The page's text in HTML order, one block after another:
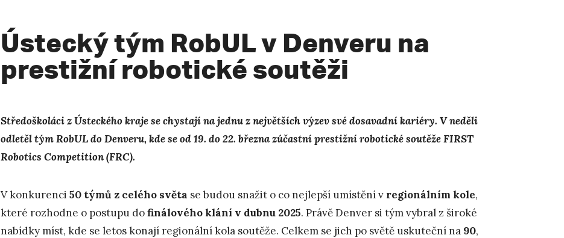
Ústecký tým RobUL v Denveru na
prestižní robotické soutěži
Středoškoláci z Ústeckého kraje se chystají na jednu z největších výzev své dosavadní kariéry. V neděli
odletěl tým RobUL do Denveru, kde se od 19. do 22. března zúčastní prestižní robotické soutěže FIRST
Robotics Competition (FRC).
V konkurenci 50 týmů z celého světa se budou snažit o co nejlepší umístění v regionálním kole,
které rozhodne o postupu dofinálového klání v dubnu 2025. Právě Denver si tým vybral z široké
nabídky míst, kde se letos konají regionální kola soutěže. Celkem se jich po světě uskuteční na 90,